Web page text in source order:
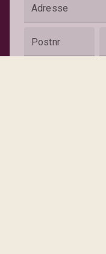
Adresse
Postnr